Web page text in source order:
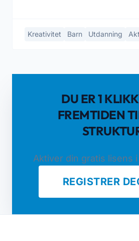
Kreativitet Barn Utdanning
DU ER 1
FREMTIDEN
Aktiver din gratis lisens
REGISTRER